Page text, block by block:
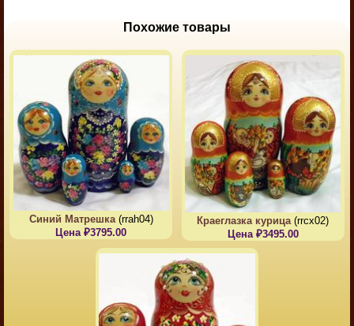
Похожие товары
Синий Матрешка(rrah04)
Цена ₽3795.00
Краеглазка курица(rrcx02)
Цена ₽3495.00